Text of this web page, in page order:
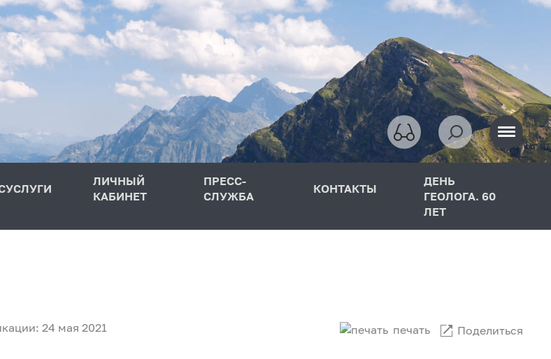
ЛИЧНЫЙ
КАБИНЕТ
ПРЕСС-
СЛУЖБА
КОНТАКТЫ
ДЕНЬ
ГЕОЛОГА. 60
ЛЕТ
24 мая 2021 печать Поделиться